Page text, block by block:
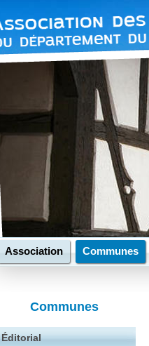
Association Communes
Communes
Éditorial